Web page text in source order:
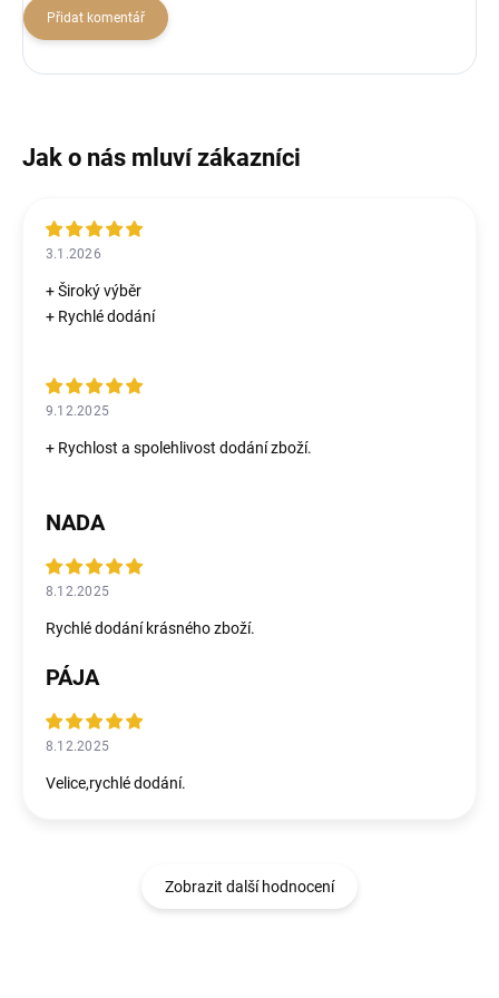
Přidat komentář
3.1.2026
+ Široký výběr
+ Rychlé dodání
9.12.2025
+ Rychlost a spolehlivost dodání zboží.
NADA
8.12.2025
Rychlé dodání krásného zboží.
PÁJA
8.12.2025
Velice,rychlé dodání.
Zobrazit další hodnocení